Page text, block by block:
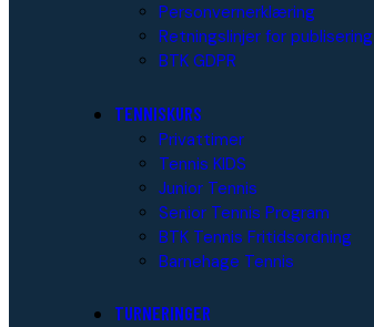
Personvernerklæring
Retningslinjer for publisering
BTK GDPR
TENNISKURS
Privattimer
Tennis KIDS
Junior Tennis
Senior Tennis Program
BTK Tennis Fritidsordning
Barnehage Tennis
TURNERINGER